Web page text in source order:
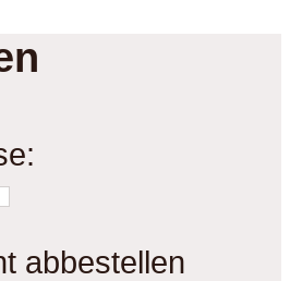
abbestellen